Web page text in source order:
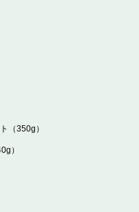
（350g）
）